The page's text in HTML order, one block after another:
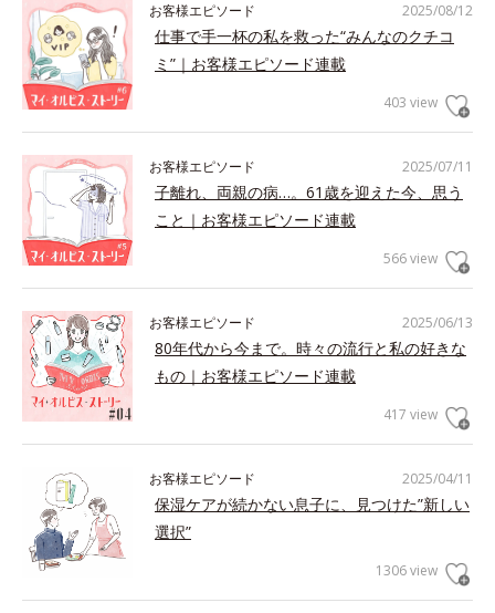
2025/08/12
お客様エピソード
仕事で手一杯の私を救った“みんなのクチコ
ミ”｜お客様エピソード連載
403 view
2025/07/11
お客様エピソード
子離れ、両親の病…。61歳を迎えた今、思う
こと｜お客様エピソード連載
566 view
2025/06/13
お客様エピソード
80年代から今まで。時々の流行と私の好きな
もの｜お客様エピソード連載
417 view
2025/04/11
お客様エピソード
保湿ケアが続かない息子に、見つけた”新しい
選択”
1306 view